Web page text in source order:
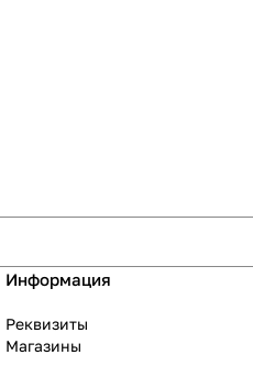
Информация
Реквизиты
Магазины